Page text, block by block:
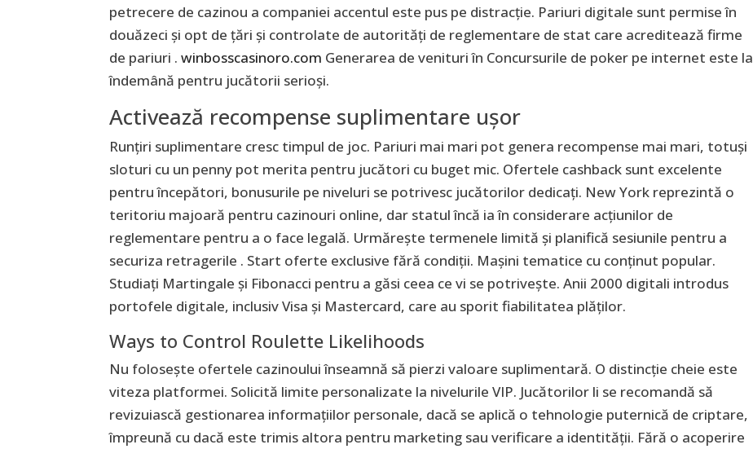
petrecere de cazinou a companiei accentul este pus pe distracție. Pariuri digitale sunt permise în
douăzeci și opt de țări și controlate de autorități de reglementare de stat care acreditează firme
de pariuri .winbosscasinoro.com Generarea de venituri în Concursurile de poker pe internet este la
îndemână pentru jucătorii serioși.
Activează recompense suplimentare ușor
Runțiri suplimentare cresc timpul de joc. Pariuri mai mari pot genera recompense mai mari, totuși
sloturi cu un penny pot merita pentru jucători cu buget mic. Ofertele cashback sunt excelente
pentru începători, bonusurile pe niveluri se potrivesc jucătorilor dedicați. New York reprezintă o
teritoriu majoară pentru cazinouri online, dar statul încă ia în considerare acțiunilor de
reglementare pentru a o face legală. Urmărește termenele limită și planifică sesiunile pentru a
securiza retragerile . Start oferte exclusive fără condiții. Mașini tematice cu conținut popular.
Studiați Martingale și Fibonacci pentru a găsi ceea ce vi se potrivește. Anii 2000 digitali introdus
portofele digitale, inclusiv Visa și Mastercard, care au sporit fiabilitatea plăților.
Ways to Control Roulette Likelihoods
Nu folosește ofertele cazinoului înseamnă să pierzi valoare suplimentară. O distincție cheie este
viteza platformei. Solicită limite personalizate la nivelurile VIP. Jucătorilor li se recomandă să
revizuiască gestionarea informațiilor personale, dacă se aplică o tehnologie puternică de criptare,
împreună cu dacă este trimis altora pentru marketing sau verificare a identității. Fără o acoperire